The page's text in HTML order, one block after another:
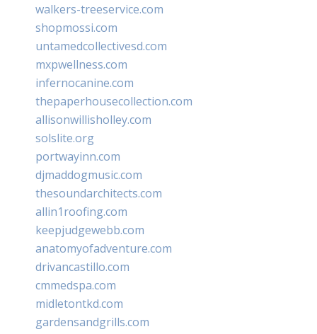
walkers-treeservice.com
shopmossi.com
untamedcollectivesd.com
mxpwellness.com
infernocanine.com
thepaperhousecollection.com
allisonwillisholley.com
solslite.org
portwayinn.com
djmaddogmusic.com
thesoundarchitects.com
allin1roofing.com
keepjudgewebb.com
anatomyofadventure.com
drivancastillo.com
cmmedspa.com
midletontkd.com
gardensandgrills.com